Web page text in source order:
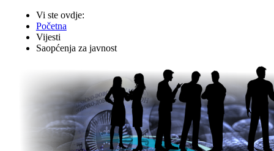
Vi ste ovdje:
Početna
Vijesti
Saopćenja za javnost